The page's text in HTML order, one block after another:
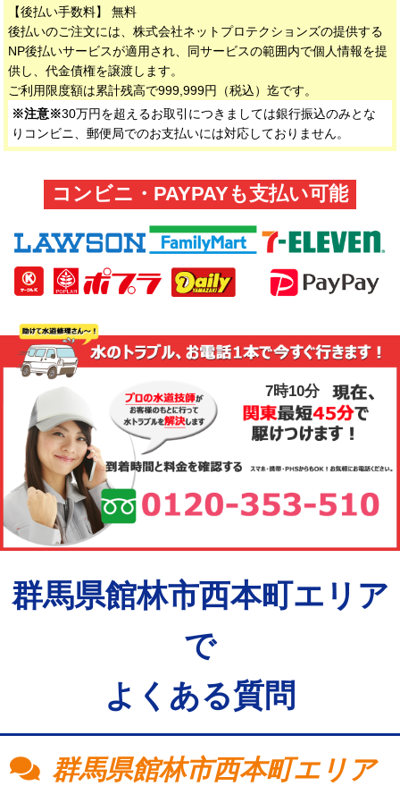
【後払い手数料】 無料
後払いのご注文には、株式会社ネットプロテクションズの提供する
NP後払いサービスが適用され、同サービスの範囲内で個人情報を提
供し、代金債権を譲渡します。
ご利用限度額は累計残高で999,999円（税込）迄です。
※注意※30万円を超えるお取引につきましては銀行振込のみとな
りコンビニ、郵便局でのお支払いには対応しておりません。
コンビニ・PAYPAYも支払い可能
7時10分
群馬県館林市西本町エリア
で
よくある質問
群馬県館林市西本町エリア